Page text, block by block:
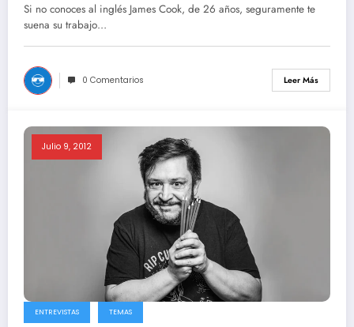
Si no conoces al inglés James Cook, de 26 años, seguramente te
suena su trabajo…
0 Comentarios Leer Más
Julio 9, 2012
ENTREVISTAS TEMAS